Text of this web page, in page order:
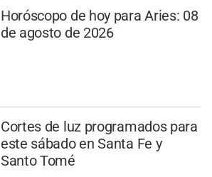
Horóscopo de hoy para Aries: 08
de agosto de 2026
Cortes de luz programados para
este sábado en Santa Fe y
Santo Tomé